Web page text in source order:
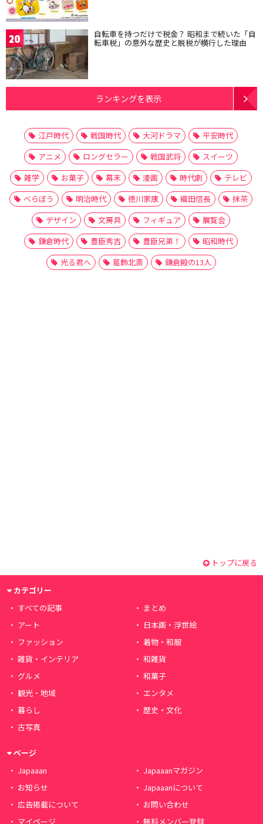
20 自転車を持つだけで税金？ 昭和まで続いた「自
転車税」の意外な歴史と脱税が横行した理由
ランキングを表示
江戸時代 戦国時代 大河ドラマ
平安時代
アニメ
ロングセラー 戦国武将
スイーツ
雑学
お菓子 幕末 漫画 時代劇
テレビ
べらぼう
明治時代 徳川家康 織田信長
抹茶
デザイン
文房具 フィギュア
展覧会
鎌倉時代
豊臣秀吉 豊臣兄弟！
昭和時代
光る君へ
葛飾北斎 鎌倉殿の13人
トップに戻る
カテゴリー
すべての記事
まとめ
アート
日本画・浮世絵
ファッション
着物・和服
雑貨・インテリア
和雑貨
グルメ
和菓子
観光・地域
エンタメ
暮らし
歴史・文化
古写真
ページ
Japaaan
Japaaanマガジン
お知らせ
Japaaanについて
広告掲載について
お問い合わせ
マイページ
無料メンバー登録